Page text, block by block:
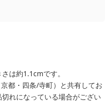
は約1.1cmです。
都・四条/寺町）と共有してお
れになっている場合がござい